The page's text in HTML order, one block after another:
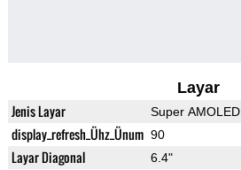
Layar
Jenis Layar Super AMOLED
display_refresh_Ühz_Ünum 90
Layar Diagonal 6.4"